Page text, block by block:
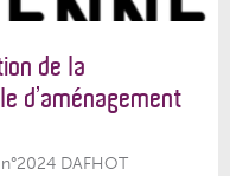
de la
d’aménagement
DAFHOT